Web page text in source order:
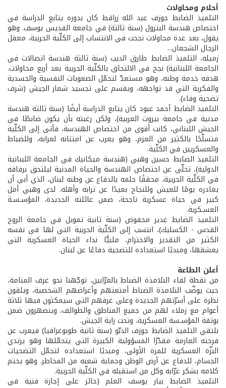
أحلام ومحاولات
التلميذ الضابط جوزف عبد الله زراقط كان بدوره يتابع الدراسة في
اختصاص هندسة البترول (سنة ثالثة) في جامعة القديس يوسف. وهو
يقول، بعد عدة محاولات نجحت في الانتساب إلى الكلّية الحربية، معقل
الرجال الشجعان...
زميله، التلميذ الضابط طارق الديب (سنة ثالثة هندسة اتصالات في
الجامعة اللبنانية) نجح في الالتحاق بالكلّية الحربية بعد أربع محاولات.
هدفه خدمة وطنه، وهو مستعدّ لتحمّل الصعوبات النفسية والجسدية
والفكرية التي قد تواجهه، ويقسم على تجسيد شعار الجيش (شرف
تضحية وفاء).
التلميذ الضابط أحمد عبود كان يتابع الدراسة أيضًا (سنة ثالثة هندسة
مدنية في جامعة بيروت العربية)، ولكن رغبته بأن يكون ضابطًا في
الجيش اللبناني، كانت أقوى من اختصاص الهندسة، فأتى إلى الكلّية
متسلّحًا بالكثير من العزم، وهو يعرب عن امتنانه لعرابه، وللضباط
والعسكريين في الكلّية.
التلميذ الضابط حسين وهبي (هندسة ميكانيك في الجامعة اللبنانية
الدولية)، تخلّى عن اختصاص الهندسة والحياة المدنية ليلتحق برفاقه
في الكلّية الحربية، محققًا حلمه بالدفاع عن وطنه لبنان، الذي أبى أن
يغادره يومًا للعيش وللنجاح بعيدًا عن ترابه وأهله. لدى وهبي أمل
كبير في حياة عسكرية ناجحة، ضمن عائلته الجديدة، المؤسـسـة
العسـكرية.
التلميذ الضابط غدير محفوض (سنة ثانية تمويل في جامعة الروح
القدس - الكسليك)، انتسب إلى الكلّية الحربية التي لها في نفسه
الكثير من التقدير والاحترام، ملبيًّا نداء الحياة العسكرية التي
يعشقها، ومبديًا استعداده للتضحية دفاعًا عن لبنان.
أعلن الطاعة
من نقطة لقاء التلامذة الضباط بالعرّابين، توجّهنا نحو غرف المنامة،
حيث يوضّب التلامذة الضباط أمتعتهم وأغراضهم الشخصية، ويلقون
نظرة على أسرّتهم الجديدة وعلى غرفهم التي سيمكثون فيها ثلاثة
أعوام مع زملاء لهم من جميع المناطق والطوائف، وينصهرون ضمن
بوتقة المؤسـسة العسكرية، وتحت راية الجيش.
نلتقي التلميذ الضابط جوزف الدبّو (سنة ثانية طوبوغرافيا) فيعرب عن
فرحته العارمة مقدّرًا المسؤولية الكبيرة التي يتحمّلها وهو يرتدي
البزّة العسكرية للمرة الأولى، ومبديًا استعداده لتحمّل التضحيات
الجسام، للدفاع عن أرض الوطن وحماية شعبه من المخاطر. وهو يختم
كلامه بشكر عرّابه وكل من استقبله في الكلّية الحربية.
التلميذ الضابط بيار يوسف العلم (حائز على إجازة فنية في